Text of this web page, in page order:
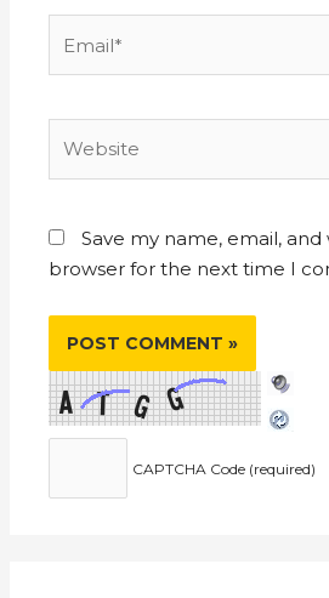
Save my name, email,
browser for the next time I
CAPTCHA Code (required)